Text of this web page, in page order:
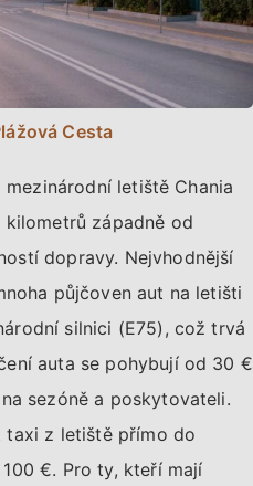
Cesta
letiště Chania
kilometrů západně od
dopravy. Nejvhodnější
půjčoven aut na letišti
silnici (E75), což trvá
auta se pohybují od 30 €
sezóně a poskytovateli.
taxi z letiště přímo do
€. Pro ty, kteří mají